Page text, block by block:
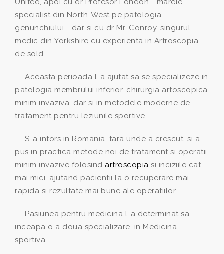
United, apoi cu dr Profesor London - marele
specialist din North-West pe patologia
genunchiului - dar si cu dr Mr. Conroy, singurul
medic din Yorkshire cu experienta in Artroscopia
de sold.
Aceasta perioada l-a ajutat sa se specializeze in
patologia membrului inferior, chirurgia artoscopica
minim invaziva, dar si in metodele moderne de
tratament pentru leziunile sportive.
S-a intors in Romania, tara unde a crescut, si a
pus in practica metode noi de tratament si operatii
minim invazive folosind artroscopia si inciziile cat
mai mici, ajutand pacientii la o recuperare mai
rapida si rezultate mai bune ale operatiilor .
Pasiunea pentru medicina l-a determinat sa
inceapa o a doua specializare, in Medicina
sportiva.